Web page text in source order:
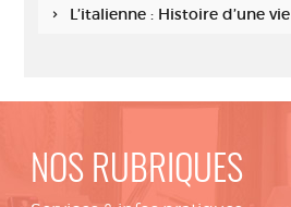
L’italienne : Histoire d’une vie
NOS RUBRIQUES